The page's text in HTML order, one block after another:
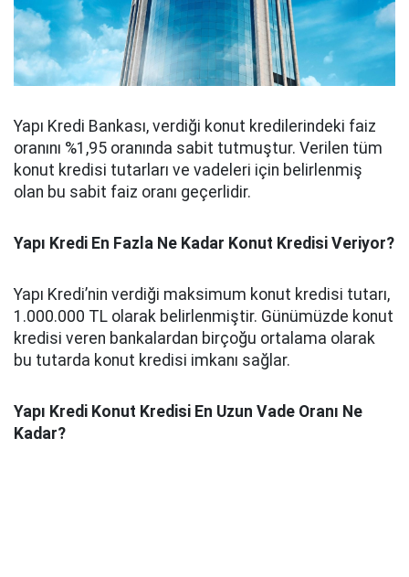
Yapı Kredi Bankası, verdiği konut kredilerindeki faiz
oranını %1,95 oranında sabit tutmuştur. Verilen tüm
konut kredisi tutarları ve vadeleri için belirlenmiş
olan bu sabit faiz oranı geçerlidir.
Yapı Kredi En Fazla Ne Kadar Konut Kredisi Veriyor?
Yapı Kredi’nin verdiği maksimum konut kredisi tutarı,
1.000.000 TL olarak belirlenmiştir. Günümüzde konut
kredisi veren bankalardan birçoğu ortalama olarak
bu tutarda konut kredisi imkanı sağlar.
Yapı Kredi Konut Kredisi En Uzun Vade Oranı Ne
Kadar?